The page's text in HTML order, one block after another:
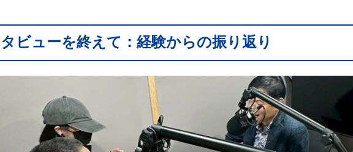
ビューを終えて：経験からの振り返り